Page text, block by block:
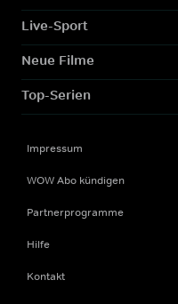
Live-Sport
Neue Filme
Top-Serien
Impressum
WOW Abo kündigen
Partnerprogramme
Hilfe
Kontakt